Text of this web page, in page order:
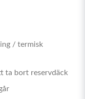
/ termisk
ta bort reservdäck